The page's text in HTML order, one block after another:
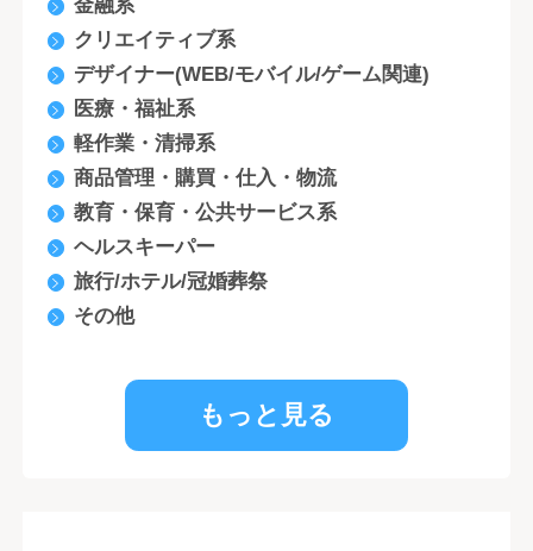
金融系
クリエイティブ系
デザイナー(WEB/モバイル/ゲーム関連)
医療・福祉系
軽作業・清掃系
商品管理・購買・仕入・物流
教育・保育・公共サービス系
ヘルスキーパー
旅行/ホテル/冠婚葬祭
その他
もっと見る